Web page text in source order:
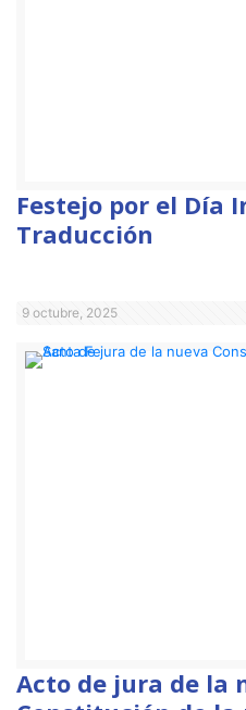
Festejo por el Día
Traducción
9 octubre, 2025
Acto de jura de la